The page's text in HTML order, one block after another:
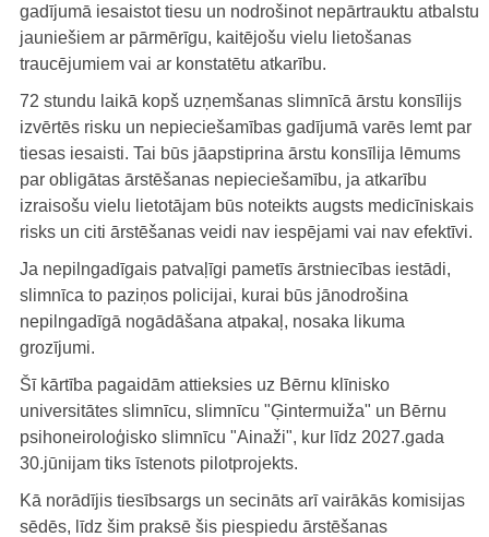
gadījumā iesaistot tiesu un nodrošinot nepārtrauktu atbalstu
jauniešiem ar pārmērīgu, kaitējošu vielu lietošanas
traucējumiem vai ar konstatētu atkarību.
72 stundu laikā kopš uzņemšanas slimnīcā ārstu konsīlijs
izvērtēs risku un nepieciešamības gadījumā varēs lemt par
tiesas iesaisti. Tai būs jāapstiprina ārstu konsīlija lēmums
par obligātas ārstēšanas nepieciešamību, ja atkarību
izraisošu vielu lietotājam būs noteikts augsts medicīniskais
risks un citi ārstēšanas veidi nav iespējami vai nav efektīvi.
Ja nepilngadīgais patvaļīgi pametīs ārstniecības iestādi,
slimnīca to paziņos policijai, kurai būs jānodrošina
nepilngadīgā nogādāšana atpakaļ, nosaka likuma
grozījumi.
Šī kārtība pagaidām attieksies uz Bērnu klīnisko
universitātes slimnīcu, slimnīcu "Ģintermuiža" un Bērnu
psihoneiroloģisko slimnīcu "Ainaži", kur līdz 2027.gada
30.jūnijam tiks īstenots pilotprojekts.
Kā norādījis tiesībsargs un secināts arī vairākās komisijas
sēdēs, līdz šim praksē šis piespiedu ārstēšanas